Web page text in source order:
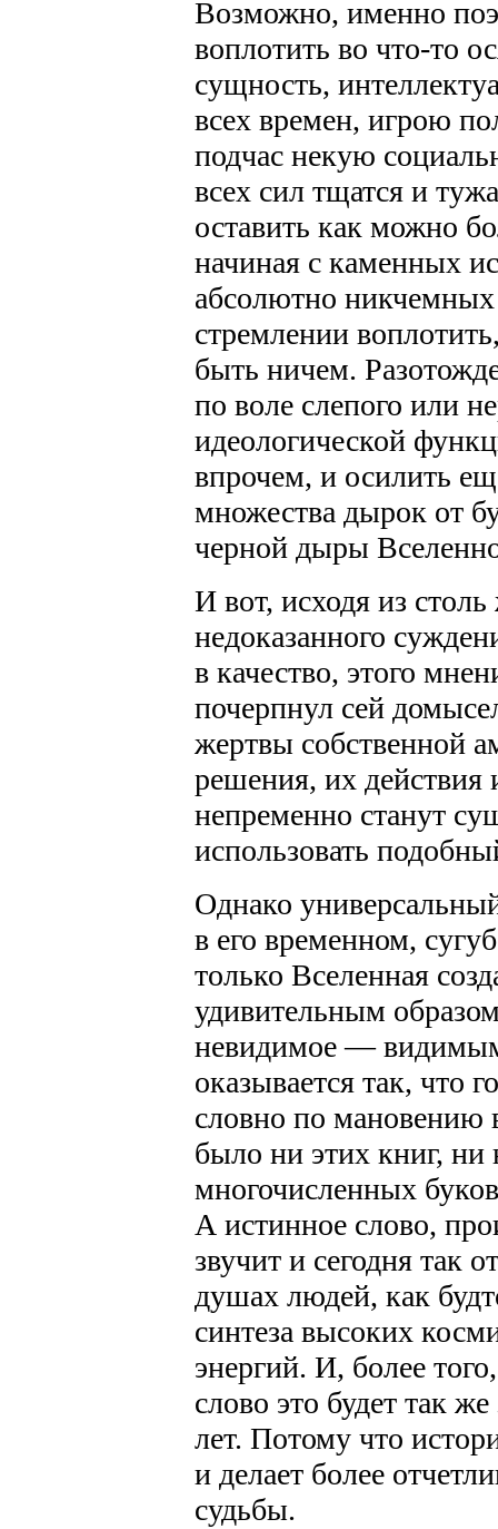
Возможно, именно
воплотить во что-то
сущность,
всех времен, игрою
подчас некую
всех сил тщатся и
оставить как можно
начиная с каменных
абсолютно никчемных
стремлении
быть ничем.
по воле слепого или
идеологической
впрочем, и осилить
множества дырок от
черной дыры
И вот, исходя из
недоказанного
в качество, этого
почерпнул сей
жертвы собственной
решения, их действия
непременно станут
использовать
Однако
в его временном,
только Вселенная
удивительным
невидимое —
оказывается так, что
словно по мановению
было ни этих книг, ни
многочисленных
А истинное слово,
звучит и сегодня так
душах людей, как
синтеза высоких
энергий. И, более
слово это будет так
лет. Потому что
и делает более
судьбы.